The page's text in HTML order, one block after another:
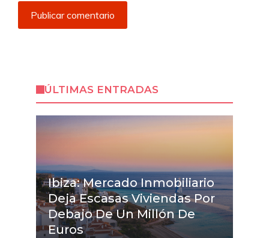
ÚLTIMAS ENTRADAS
Ibiza: Mercado Inmobiliario
Deja Escasas Viviendas Por
Debajo De Un Millón De
Euros